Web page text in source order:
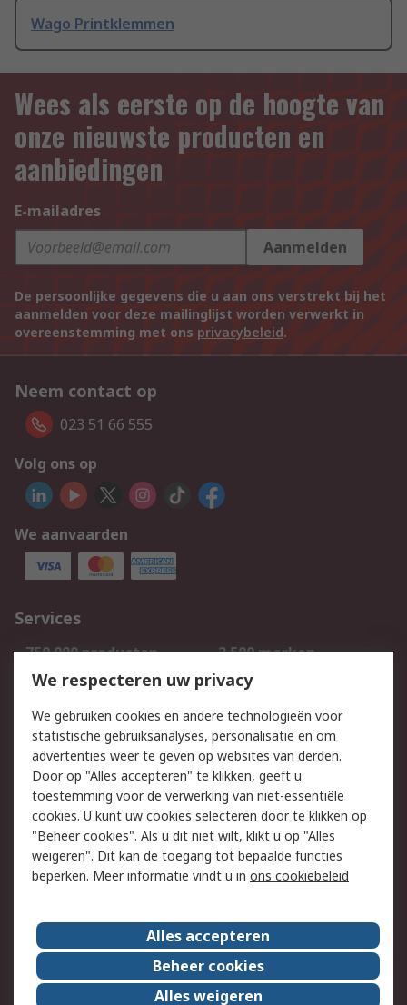
Wago Printklemmen
Wees als eerste op de hoogte van
onze nieuwste producten en
aanbiedingen
E-mailadres
Aanmelden
De persoonlijke gegevens die u aan ons verstrekt bij het
aanmelden voor deze mailinglijst worden verwerkt in
overeenstemming met ons privacybeleid.
Neem contact op
023 51 66 555
Volg ons op
We aanvaarden
Services
750.000 producten
2.500 merken
Bestellen
Inkoopoplossingen
Track & Trace
Wettelijk
Cookiebeleid
Email veiligheid
Privacybeleid
Websitevoorwaarden
Algemene
verkoopvoorwaarden
Over RS
RS Group
Over ons
RS wereldwijd
Werken bij RS
We respecteren uw privacy
We gebruiken cookies en andere technologieën voor
statistische gebruiksanalyses, personalisatie en om
advertenties weer te geven op websites van derden.
Door op "Alles accepteren" te klikken, geeft u
toestemming voor de verwerking van niet-essentiële
cookies. U kunt uw cookies selecteren door te klikken op
"Beheer cookies". Als u dit niet wilt, klikt u op "Alles
weigeren". Dit kan de toegang tot bepaalde functies
beperken. Meer informatie vindt u in ons cookiebeleid
Alles accepteren
Beheer cookies
Alles weigeren